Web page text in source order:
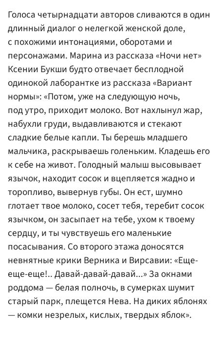
Голоса четырнадцати авторов сливаются в один
длинный диалог о нелегкой женской доле,
с похожими интонациями, оборотами и
персонажами. Марина из рассказа «Ночи нет»
Ксении Букши будто отвечает бесплодной
одинокой лаборантке из рассказа «Вариант
нормы»: «Потом, уже на следующую ночь,
под утро, приходит молоко. Вот нахлынул жар,
набухли груди, выдавливаются и стекают
сладкие белые капли. Ты берешь младшего
мальчика, раскрываешь голеньким. Кладешь его
к себе на живот. Голодный малыш высовывает
язычок, находит сосок и вцепляется жадно и
торопливо, вывернув губы. Он ест, шумно
глотает твое молоко, сосет тебя, теребит сосок
язычком, он засыпает на тебе, ухом к твоему
сердцу, и ты чувствуешь его маленькие
посасывания. Со второго этажа доносятся
невнятные крики Верника и Вирсавии: «Еще-
еще-еще!.. Давай-давай-давай...» За окнами
роддома — белая полночь, в сумерках шумит
старый парк, плещется Нева. На диких яблонях
— комки незрелых, кислых, твердых яблок».